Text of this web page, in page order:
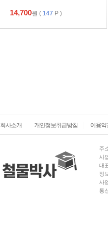
14,700원 ( 147 P )
회사소개 개인정보취급방침 이용약
주
사
대
정
사
통